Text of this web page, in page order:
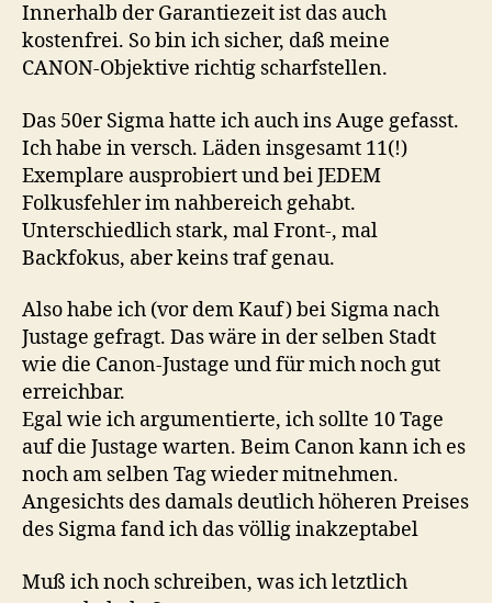
Innerhalb der Garantiezeit ist das auch
kostenfrei. So bin ich sicher, daß meine
CANON-Objektive richtig scharfstellen.
Das 50er Sigma hatte ich auch ins Auge gefasst.
Ich habe in versch. Läden insgesamt 11(!)
Exemplare ausprobiert und bei JEDEM
Folkusfehler im nahbereich gehabt.
Unterschiedlich stark, mal Front-, mal
Backfokus, aber keins traf genau.
Also habe ich (vor dem Kauf) bei Sigma nach
Justage gefragt. Das wäre in der selben Stadt
wie die Canon-Justage und für mich noch gut
erreichbar.
Egal wie ich argumentierte, ich sollte 10 Tage
auf die Justage warten. Beim Canon kann ich es
noch am selben Tag wieder mitnehmen.
Angesichts des damals deutlich höheren Preises
des Sigma fand ich das völlig inakzeptabel
Muß ich noch schreiben, was ich letztlich